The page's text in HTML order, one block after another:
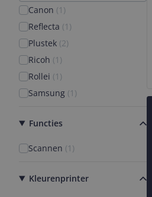
Canon (1 )
Reflecta (1 )
Plustek (2)
Ricoh (1 )
Rollei (1 )
Samsung (1 )
Functies
Scannen (1 )
Kleurenprinter